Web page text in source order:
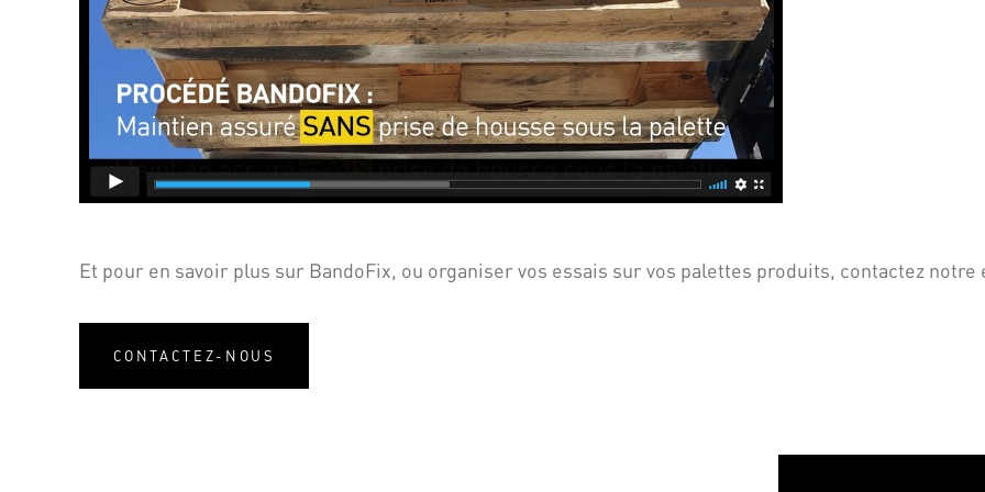
Et pour en savoir plus sur BandoFix, ou organiser vos essais sur vos palettes produits, contactez notre
CONTACTEZ-NOUS